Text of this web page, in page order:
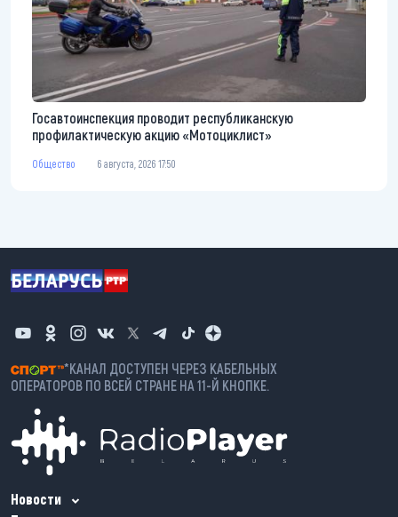
Госавтоинспекция проводит республиканскую
профилактическую акцию «Мотоциклист»
Общество 6 августа, 2026 17:50
*КАНАЛ ДОСТУПЕН ЧЕРЕЗ КАБЕЛЬНЫХ
ОПЕРАТОРОВ ПО ВСЕЙ СТРАНЕ НА 11-Й КНОПКЕ.
Новости